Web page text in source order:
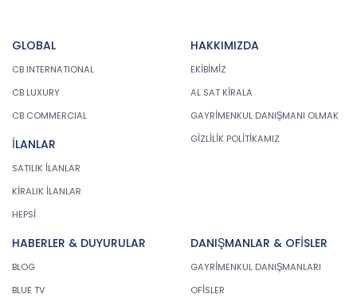
GLOBAL
CB INTERNATIONAL
CB LUXURY
CB COMMERCIAL
İLANLAR
SATILIK İLANLAR
KİRALIK İLANLAR
HEPSİ
HAKKIMIZDA
EKİBİMİZ
AL SAT KİRALA
GAYRİMENKUL DANIŞMANI OLMAK
GİZLİLİK POLİTİKAMIZ
HABERLER & DUYURULAR
BLOG
BLUE TV
DANIŞMANLAR & OFİSLER
GAYRİMENKUL DANIŞMANLARI
OFİSLER